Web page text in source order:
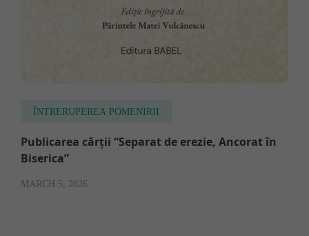
ÎNTRERUPEREA POMENIRII
Publicarea cărții “Separat de erezie, Ancorat în
Biserica”
MARCH 5, 2026